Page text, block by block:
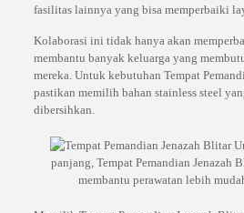
fasilitas lainnya yang bisa memperbaiki
Kolaborasi ini tidak hanya akan
membantu banyak keluarga yang
mereka. Untuk kebutuhan Tempat
pastikan memilih bahan stainless steel
dibersihkan.
panjang, Tempat Pemandian Jenazah
membantu perawatan lebih